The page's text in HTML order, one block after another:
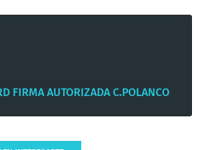
FIRMA AUTORIZADA C.POLANCO